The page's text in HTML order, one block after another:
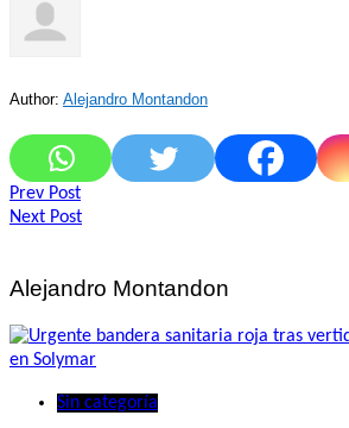
Author: Alejandro Montandon
Navegación
de
Prev Post
Next Post
Alejandro Montandon
Sin categoría